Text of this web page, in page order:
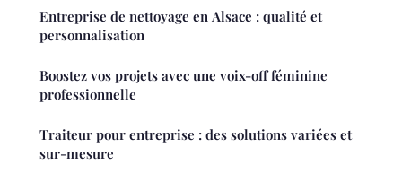
Entreprise de nettoyage en Alsace : qualité et
personnalisation
Boostez vos projets avec une voix-off féminine
professionnelle
Traiteur pour entreprise : des solutions variées et
sur-mesure